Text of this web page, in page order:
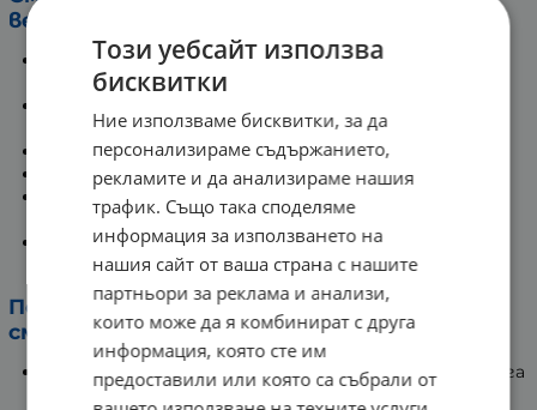
вещества, сред които:
Разтворими фибри: Подпомагат процеса на
храносмилане.
тъканите.
Желязо: Участва в различни функции на организма.
Магнезий: Подкрепя биохимичните процеси.
Алкалоиди: Имат различни ефекти, включително
подкрепа за кърмачки.
Сапонини: Известни с антиоксидантните си
свойства.
Ползи от приема на хранителна добавка
сминдух:
Поддържане на кръвната захар: Сминдухът спомага
за балансиране на кръвната захар.
Този уебсайт използва
бисквитки
Ние използваме бисквитки, за да
персонализираме съдържанието,
рекламите и да анализираме нашия
трафик. Също така споделяме
информация за използването на
нашия сайт от ваша страна с нашите
партньори за реклама и анализи,
които може да я комбинират с друга
информация, която сте им
предоставили или която са събрали от